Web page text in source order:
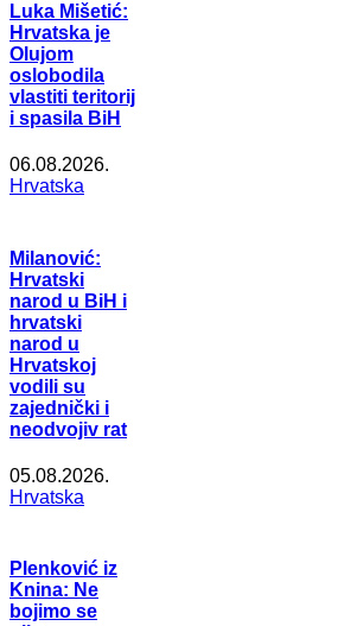
Luka Mišetić:
Hrvatska je
Olujom
oslobodila
vlastiti teritorij
i spasila BiH
06.08.2026.
Hrvatska
Milanović:
Hrvatski
narod u BiH i
hrvatski
narod u
Hrvatskoj
vodili su
zajednički i
neodvojiv rat
05.08.2026.
Hrvatska
Plenković iz
Knina: Ne
bojimo se